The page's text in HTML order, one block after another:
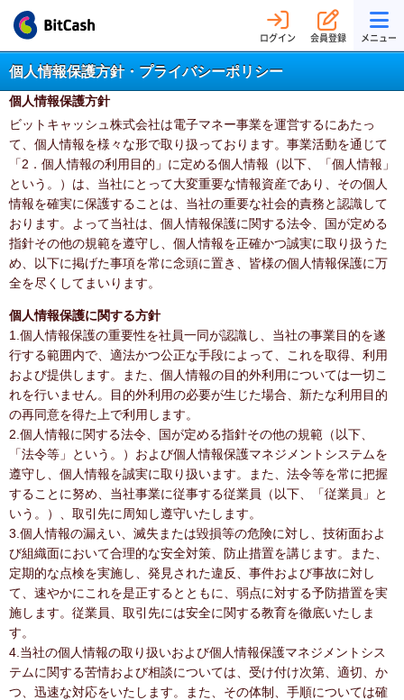
ログイン 会員登録 メニュー
個人情報保護方針・プライバシーポリシー
個人情報保護方針
ビットキャッシュ株式会社は電子マネー事業を運営するにあたっ
て、個人情報を様々な形で取り扱っております。事業活動を通じて
「2．個人情報の利用目的」に定める個人情報（以下、「個人情報」
という。）は、当社にとって大変重要な情報資産であり、その個人
情報を確実に保護することは、当社の重要な社会的責務と認識して
おります。よって当社は、個人情報保護に関する法令、国が定める
指針その他の規範を遵守し、個人情報を正確かつ誠実に取り扱うた
め、以下に掲げた事項を常に念頭に置き、皆様の個人情報保護に万
全を尽くしてまいります。
個人情報保護に関する方針
1.個人情報保護の重要性を社員一同が認識し、当社の事業目的を遂
行する範囲内で、適法かつ公正な手段によって、これを取得、利用
および提供します。また、個人情報の目的外利用については一切こ
れを行いません。目的外利用の必要が生じた場合、新たな利用目的
の再同意を得た上で利用します。
2.個人情報に関する法令、国が定める指針その他の規範（以下、
「法令等」という。）および個人情報保護マネジメントシステムを
遵守し、個人情報を誠実に取り扱います。また、法令等を常に把握
することに努め、当社事業に従事する従業員（以下、「従業員」と
いう。）、取引先に周知し遵守いたします。
3.個人情報の漏えい、滅失または毀損等の危険に対し、技術面およ
び組織面において合理的な安全対策、防止措置を講じます。また、
定期的な点検を実施し、発見された違反、事件および事故に対し
て、速やかにこれを是正するとともに、弱点に対する予防措置を実
施します。従業員、取引先には安全に関する教育を徹底いたしま
す。
4.当社の個人情報の取り扱いおよび個人情報保護マネジメントシス
テムに関する苦情および相談については、受け付け次第、適切、か
つ、迅速な対応をいたします。また、その体制、手順については確